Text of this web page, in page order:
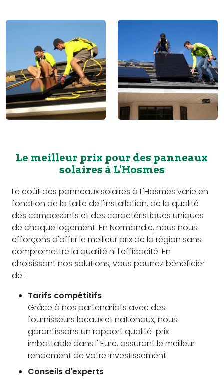
Le meilleur prix pour des panneaux
solaires à L'Hosmes
Le coût des panneaux solaires à L'Hosmes varie en
fonction de la taille de l'installation, de la qualité
des composants et des caractéristiques uniques
de chaque logement. En Normandie, nous nous
efforçons d'offrir le meilleur prix de la région sans
compromettre la qualité ni l'efficacité. En
choisissant nos solutions, vous pourrez bénéficier
de :
Tarifs compétitifs
Grâce à nos partenariats avec des
fournisseurs locaux et nationaux, nous
garantissons un rapport qualité-prix
imbattable dans l' Eure, assurant le meilleur
rendement de votre investissement.
Conseils d'experts